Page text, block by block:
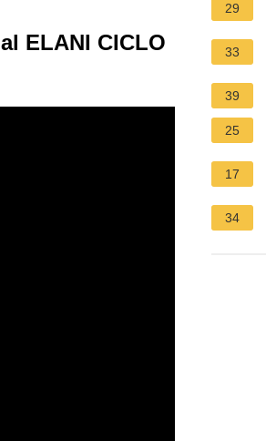
ELANI CICLO
29
33
39
25
17
34